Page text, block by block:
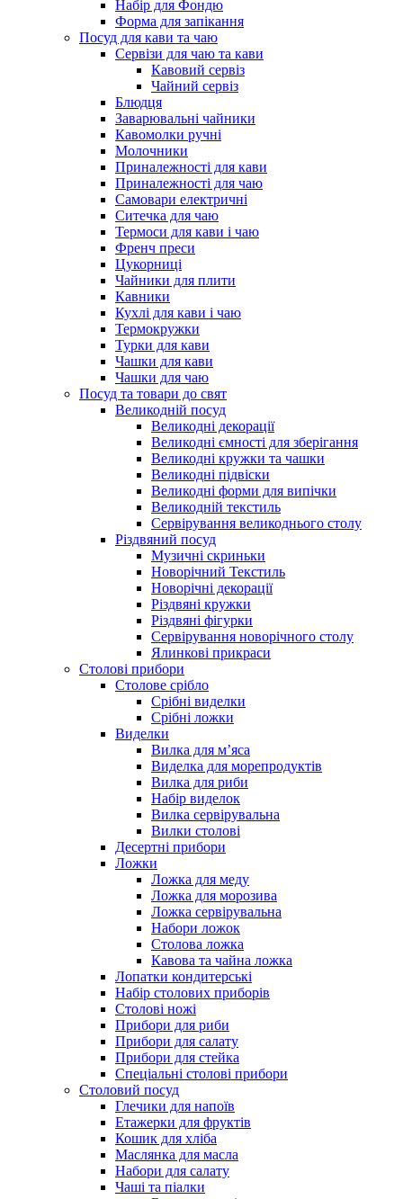
Набір для Фондю
Форма для запікання
Посуд для кави та чаю
Сервізи для чаю та кави
Кавовий сервіз
Чайний сервіз
Блюдця
Заварювальні чайники
Кавомолки ручні
Молочники
Приналежності для кави
Приналежності для чаю
Самовари електричні
Ситечка для чаю
Термоси для кави і чаю
Френч преси
Цукорниці
Чайники для плити
Кавники
Кухлі для кави і чаю
Термокружки
Турки для кави
Чашки для кави
Чашки для чаю
Посуд та товари до свят
Великодній посуд
Великодні декорації
Великодні ємності для зберігання
Великодні кружки та чашки
Великодні підвіски
Великодні форми для випічки
Великодній текстиль
Сервірування великоднього столу
Різдвяний посуд
Музичні скриньки
Новорічний Текстиль
Новорічні декорації
Різдвяні кружки
Різдвяні фігурки
Сервірування новорічного столу
Ялинкові прикраси
Столові прибори
Столове срібло
Срібні виделки
Срібні ложки
Виделки
Вилка для м’яса
Виделка для морепродуктів
Вилка для риби
Набір виделок
Вилка сервірувальна
Вилки столові
Десертні прибори
Ложки
Ложка для меду
Ложка для морозива
Ложка сервірувальна
Набори ложок
Столова ложка
Кавова та чайна ложка
Лопатки кондитерські
Набір столових приборів
Столові ножі
Прибори для риби
Прибори для салату
Прибори для стейка
Спеціальні столові прибори
Столовий посуд
Глечики для напоїв
Етажерки для фруктів
Кошик для хліба
Маслянка для масла
Набори для салату
Чаші та піалки